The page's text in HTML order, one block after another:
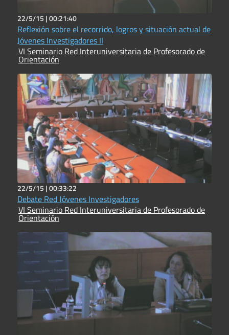
22/5/15 |00:21:40
Reflexión sobre el recorrido, logros y situación actual de
Jóvenes Investigadores II
VI Seminario Red Interuniversitaria de Profesorado de
Orientación
22/5/15 |00:33:22
Debate Red Jóvenes Investigadores
VI Seminario Red Interuniversitaria de Profesorado de
Orientación